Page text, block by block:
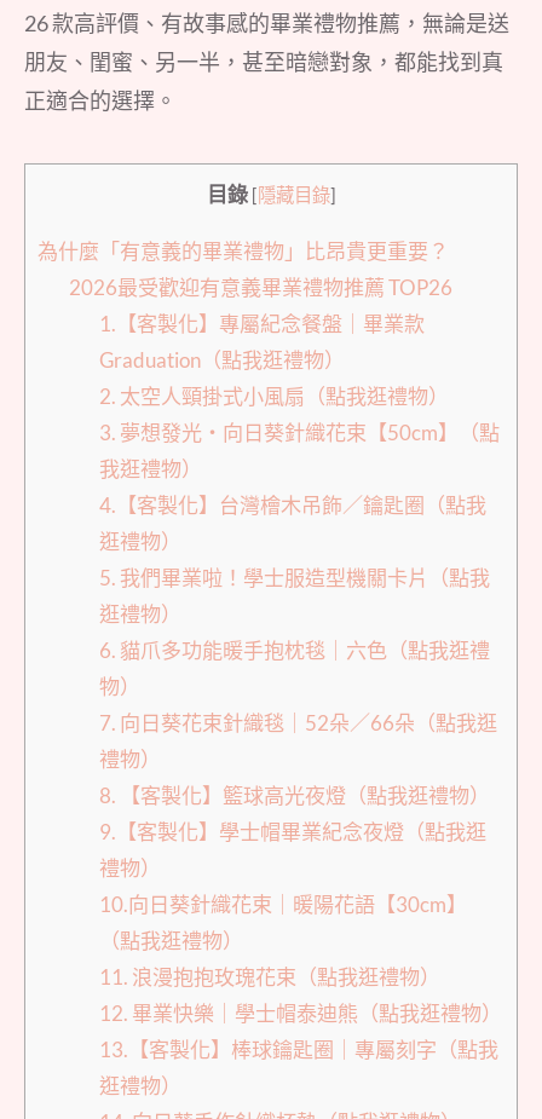
26 款高評價、有故事感的畢業禮物推薦，無論是送
朋友、閨蜜、另一半，甚至暗戀對象，都能找到真
正適合的選擇。
目錄 [隱藏目錄]
為什麼「有意義的畢業禮物」比昂貴更重要？
2026最受歡迎有意義畢業禮物推薦 TOP26
1.【客製化】專屬紀念餐盤｜畢業款
Graduation（點我逛禮物）
2. 太空人頸掛式小風扇（點我逛禮物）
3. 夢想發光・向日葵針織花束【50cm】（點
我逛禮物）
4.【客製化】台灣檜木吊飾／鑰匙圈（點我
逛禮物）
5. 我們畢業啦！學士服造型機關卡片（點我
逛禮物）
6. 貓爪多功能暖手抱枕毯｜六色（點我逛禮
物）
7. 向日葵花束針織毯｜52朵／66朵（點我逛
禮物）
8. 【客製化】籃球高光夜燈（點我逛禮物）
9.【客製化】學士帽畢業紀念夜燈（點我逛
禮物）
10.向日葵針織花束｜暖陽花語【30cm】
（點我逛禮物）
11. 浪漫抱抱玫瑰花束（點我逛禮物）
12. 畢業快樂｜學士帽泰迪熊（點我逛禮物）
13.【客製化】棒球鑰匙圈｜專屬刻字（點我
逛禮物）